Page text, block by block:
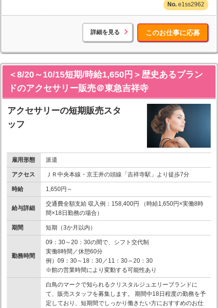
e1ss2962
詳細を見る このお仕事に応募
＜8/20～10/15短期/時給1,650円＞歴史あるブラン
ドのアクセサリー販売＠東急吉祥寺
アクセサリーの短期販売スタ
ッフ
雇用形態 派遣
アクセス ＪＲ中央本線・京王井の頭線「吉祥寺駅」より徒歩7分
時給 1,650円～
給与詳細
交通費全額支給 収入例：158,400円 （時給1,650円×実働8時
間×18日勤務の場合）
期間 短期（3か月以内）
勤務時間
09：30～20：30の間で、シフト交代制
実働8時間／休憩60分
例）09：30～18：30／11：30～20：30
※館の営業時間により変動する可能性あり
白鳥のマークで知られるクリスタルジュエリーブランドに
て、販売スタッフを募集します。 期間中18日程度の勤務を予
定しており、短期間でしっかり働きたい方におすすめのお仕